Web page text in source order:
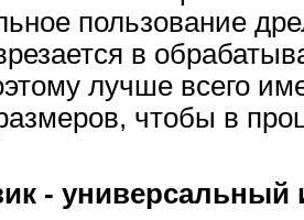
пользование
в
лучше всего
чтобы в
- универсальный